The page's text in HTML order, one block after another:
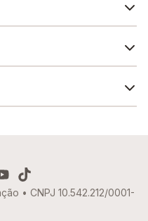
• CNPJ 10.542.212/0001-